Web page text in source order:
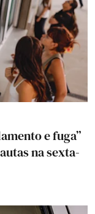
e fuga”
na sexta-